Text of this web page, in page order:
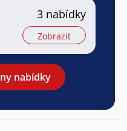
3 nabídky
Zobrazit
nabídky